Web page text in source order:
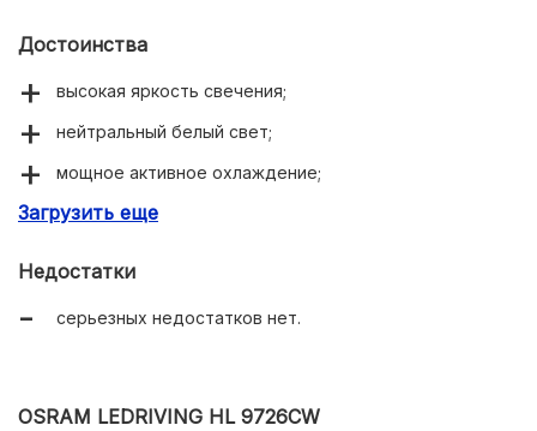
Достоинства
высокая яркость свечения;
нейтральный белый свет;
мощное активное охлаждение;
срок службы до 50000 часов;
Загрузить еще
Недостатки
серьезных недостатков нет.
OSRAM LEDRIVING HL 9726CW